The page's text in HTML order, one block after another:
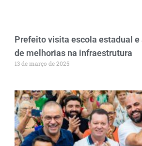
Prefeito visita escola estadual e
de melhorias na infraestrutura
13 de março de 2025